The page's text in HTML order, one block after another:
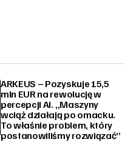
ARKEUS – Pozyskuje 15,5
mln EUR na rewolucję w
percepcji AI. „Maszyny
wciąż działają po omacku.
To właśnie problem, który
postanowiliśmy rozwiązać”